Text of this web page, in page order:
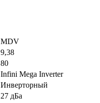
MDV
9,38
80
Infini Mega Inverter
Инверторный
27 дБа